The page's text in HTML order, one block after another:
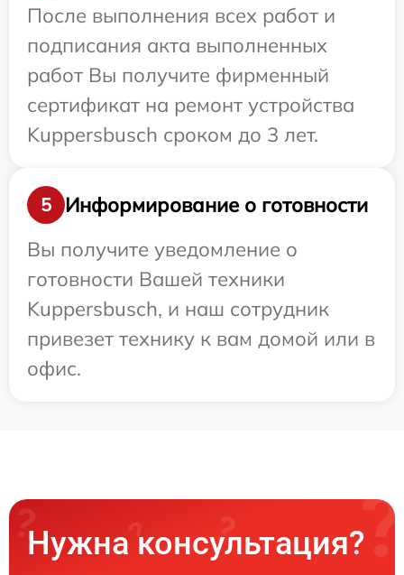
После выполнения всех работ и
подписания акта выполненных
работ Вы получите фирменный
сертификат на ремонт устройства
Kuppersbusch сроком до 3 лет.
5
Информирование о готовности
Вы получите уведомление о
готовности Вашей техники
Kuppersbusch, и наш сотрудник
привезет технику к вам домой или в
офис.
Нужна консультация?